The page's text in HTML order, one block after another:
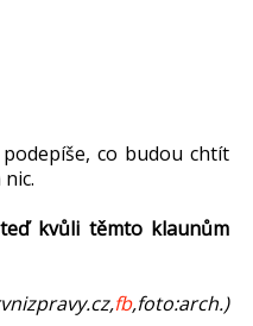
co budou chtít
kvůli těmto klaunům
fb,foto:arch.)